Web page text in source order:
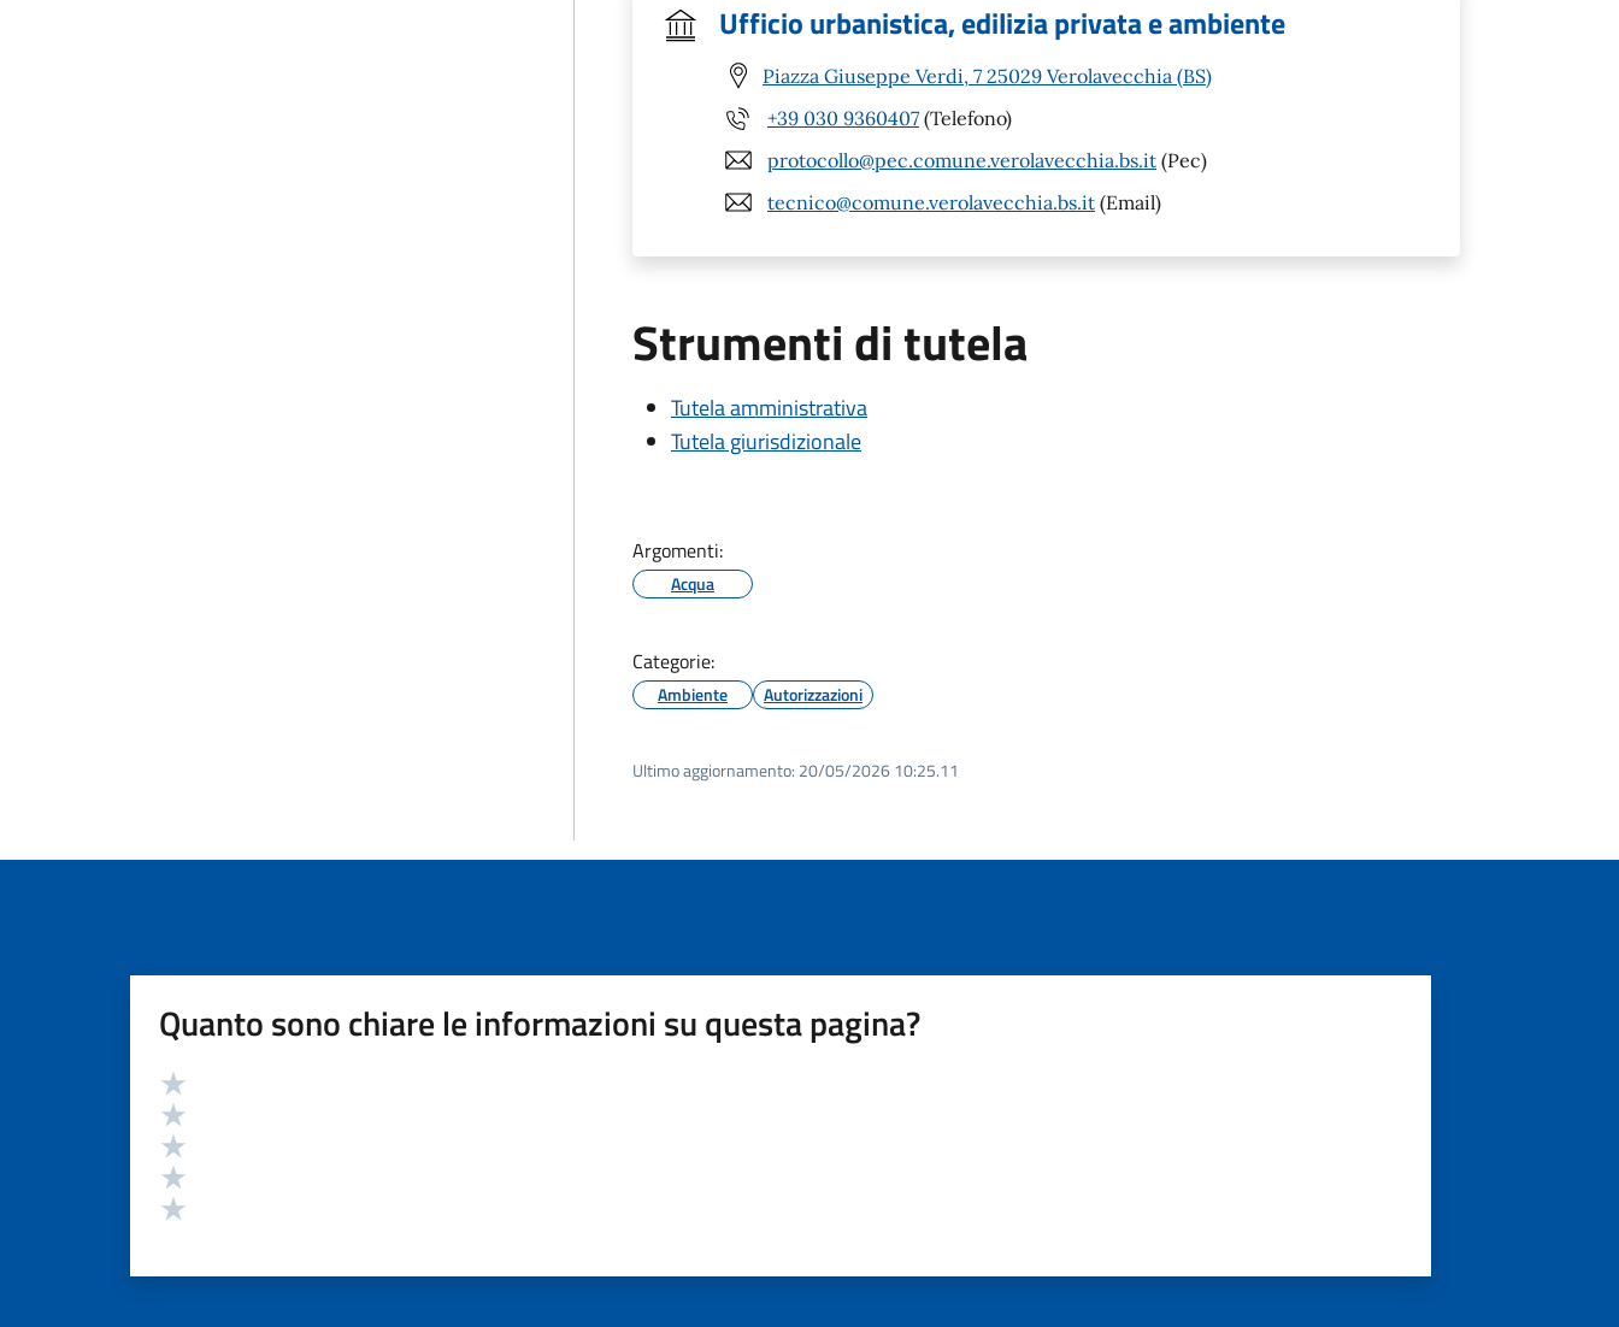
Ufficio urbanistica, edilizia privata e ambiente
Piazza Giuseppe Verdi, 7 25029 Verolavecchia (BS)
+39 030 9360407 (Telefono)
protocollo@pec.comune.verolavecchia.bs.it (Pec)
tecnico@comune.verolavecchia.bs.it (Email)
Strumenti di tutela
Tutela amministrativa
Tutela giurisdizionale
Argomenti:
Acqua
Categorie:
Ambiente Autorizzazioni
Ultimo aggiornamento: 20/05/2026 10:25.11
Quanto sono chiare le informazioni su questa pagina?
Valutazione